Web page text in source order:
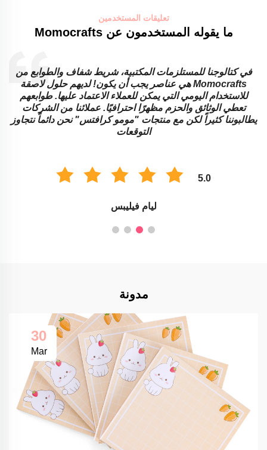
تعليقات المستخدمين
ما يقوله المستخدمون عن Momocrafts
في كتالوجنا للمستلزمات المكتبية، شريط شفاف والطوابع من
Momocrafts هي عناصر يجب أن يكون! لديهم حلول لاصقة
للاستخدام اليومي التي يمكن للعملاء الاعتماد عليها. طوابعهم
تعطي الوثائق والحزم مظهرًا احترافيًا. عملائنا من الشركات
يطالبوننا كثيراً لكن مع منتجات "مومو كرافتس" نحن دائماً نتجاوز
التوقعات
5.0
ليام فيليبس
مدونة
30
Mar